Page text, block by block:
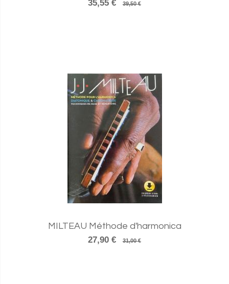
35,55 €
39,50 €
MILTEAU Méthode d'harmonica
27,90 €
31,00 €